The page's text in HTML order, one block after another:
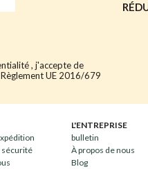
, j'accepte de
UE 2016/679
sécurité
L'ENTREPRISE
bulletin
À propos de nous
Blog